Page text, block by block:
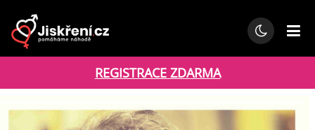
REGISTRACE ZDARMA